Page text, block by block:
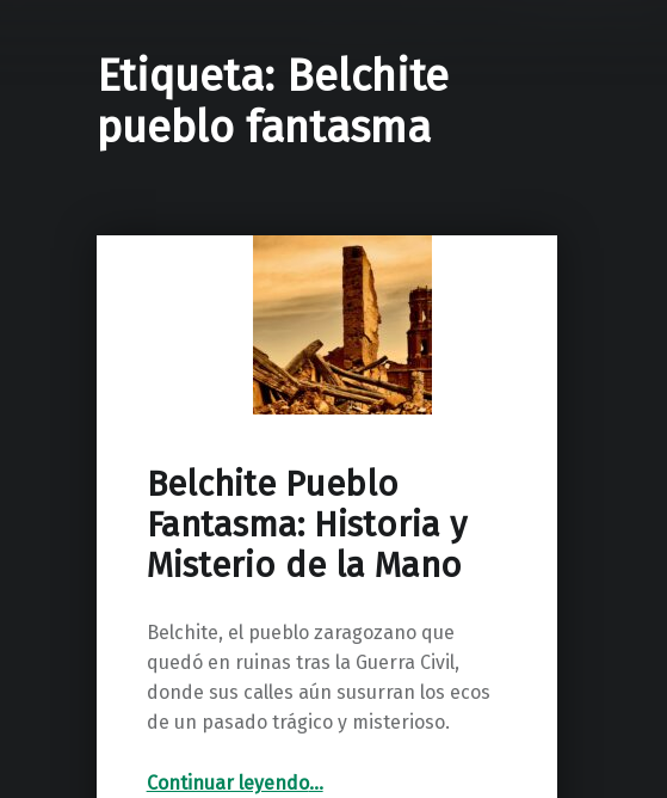
Etiqueta: Belchite
pueblo fantasma
Belchite Pueblo
Fantasma: Historia y
Misterio de la Mano
Belchite, el pueblo zaragozano que
quedó en ruinas tras la Guerra Civil,
donde sus calles aún susurran los ecos
de un pasado trágico y misterioso.
Continuar leyendo“Belchite Pueblo Fantasma: Historia y Misterio de la Mano”
…